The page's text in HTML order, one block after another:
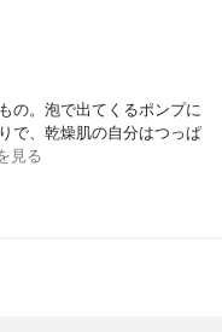
の。泡で出てくるポンプに
で、乾燥肌の自分はつっぱ
見る